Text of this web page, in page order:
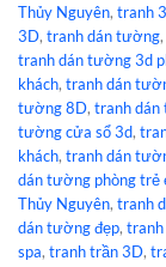
Thủy Nguyên, tranh
3D, tranh dán tường,
tranh dán tường 3d
khách, tranh dán
tường 8D, tranh dán
tường cửa sổ 3d,
khách, tranh dán
dán tường phòng trẻ
Thủy Nguyên, tranh
dán tường đẹp, tranh
spa, tranh trần 3D,